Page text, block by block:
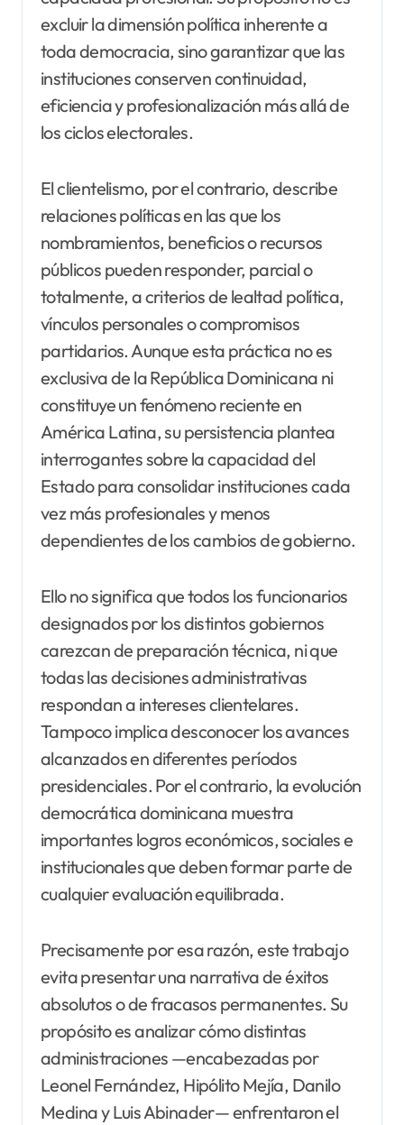
excluir la dimensión política inherente a
toda democracia, sino garantizar que las
instituciones conserven continuidad,
eficiencia y profesionalización más allá de
los ciclos electorales.
El clientelismo, por el contrario, describe
relaciones políticas en las que los
nombramientos, beneficios o recursos
públicos pueden responder, parcial o
totalmente, a criterios de lealtad política,
vínculos personales o compromisos
partidarios. Aunque esta práctica no es
exclusiva de la República Dominicana ni
constituye un fenómeno reciente en
América Latina, su persistencia plantea
interrogantes sobre la capacidad del
Estado para consolidar instituciones cada
vez más profesionales y menos
dependientes de los cambios de gobierno.
Ello no significa que todos los funcionarios
designados por los distintos gobiernos
carezcan de preparación técnica, ni que
todas las decisiones administrativas
respondan a intereses clientelares.
Tampoco implica desconocer los avances
alcanzados en diferentes períodos
presidenciales. Por el contrario, la evolución
democrática dominicana muestra
importantes logros económicos, sociales e
institucionales que deben formar parte de
cualquier evaluación equilibrada.
Precisamente por esa razón, este trabajo
evita presentar una narrativa de éxitos
absolutos o de fracasos permanentes. Su
propósito es analizar cómo distintas
administraciones —encabezadas por
Leonel Fernández, Hipólito Mejía, Danilo
Medina y Luis Abinader— enfrentaron el